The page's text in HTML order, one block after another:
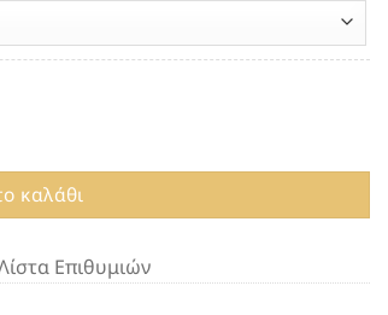
καλάθι
Επιθυμιών